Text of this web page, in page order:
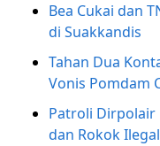
Bea Cukai dan
di Suakkandis
Tahan Dua
Vonis Pomdam
Patroli Dirpolair
dan Rokok Ilegal